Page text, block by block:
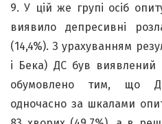
9. У цій же групі осіб
виявило депресивні
(14,4%). З урахуванням
і Бека) ДС був виявлений
обумовлено тим, що
одночасно за шкалами